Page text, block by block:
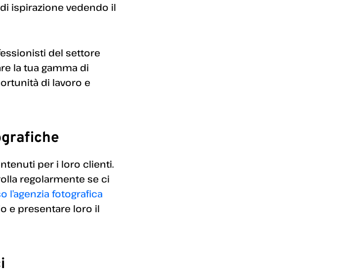
ispirazione vedendo il
del settore
la tua gamma di
di lavoro e
per i loro clienti.
regolarmente se ci
l’agenzia fotografica
e presentare loro il